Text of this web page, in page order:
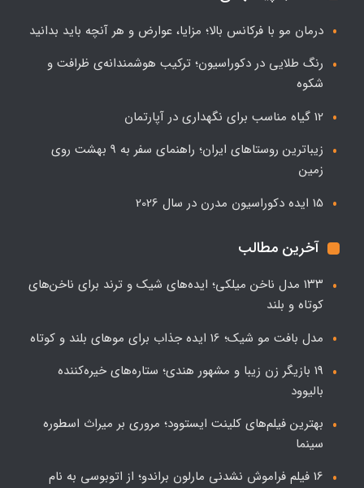
درمان مو با فرکانس بالا؛ مزایا، عوارض و هر آنچه باید بدانید
رنگ طلایی در دکوراسیون؛ ترکیب هوشمندانه‌ی ظرافت و
شکوه
12 گیاه مناسب برای نگهداری در آپارتمان
زیباترین روستاهای ایران؛ راهنمای سفر به 9 بهشت روی
زمین
15 ایده دکوراسیون مدرن در سال 2026
آخرین مطالب
۱۳۳ مدل ناخن میلکی؛ ایده‌های شیک و ترند برای ناخن‌های
کوتاه و بلند
مدل بافت مو شیک؛ 16 ایده جذاب برای موهای بلند و کوتاه
19 بازیگر زن زیبا و مشهور هندی؛ ستاره‌های خیره‌کننده
بالیوود
بهترین فیلم‌های کلینت ایستوود؛ مروری بر میراث اسطوره
سینما
16 فیلم فراموش نشدنی مارلون براندو؛ از اتوبوسی به نام